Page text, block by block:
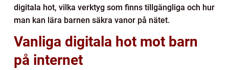
digitala hot, vilka verktyg som finns tillgängliga och hur
man kan lära barnen säkra vanor på nätet.
Vanliga digitala hot mot barn
på internet